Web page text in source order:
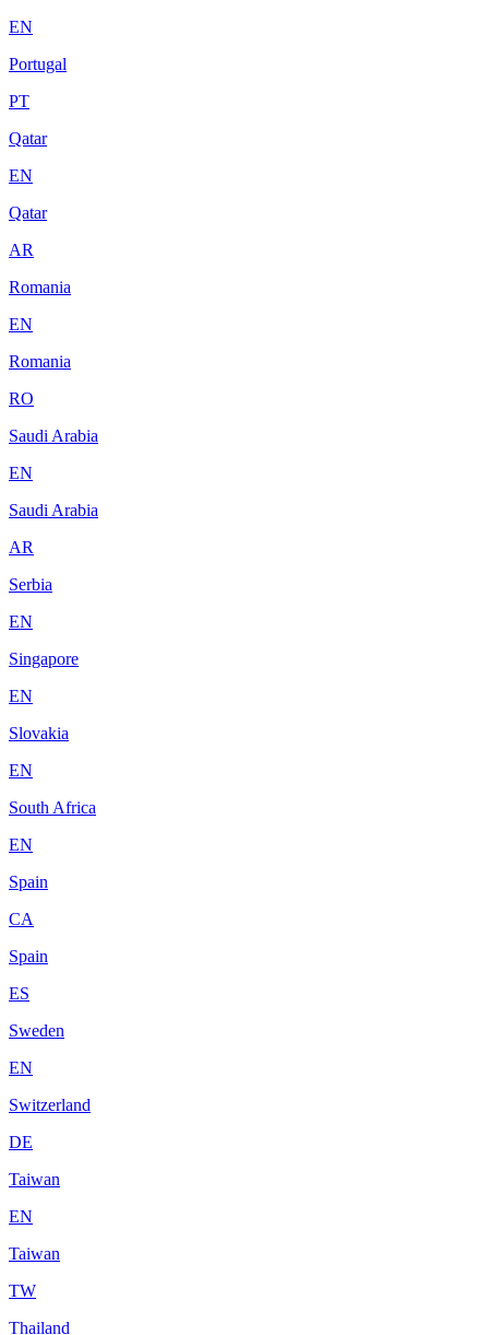
EN
Portugal
PT
Qatar
EN
Qatar
AR
Romania
EN
Romania
RO
Saudi Arabia
EN
Saudi Arabia
AR
Serbia
EN
Singapore
EN
Slovakia
EN
South Africa
EN
Spain
CA
Spain
ES
Sweden
EN
Switzerland
DE
Taiwan
EN
Taiwan
TW
Thailand